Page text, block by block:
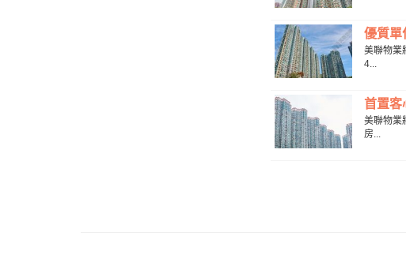
優質單
美聯物業
4...
首置客
美聯物業
房...